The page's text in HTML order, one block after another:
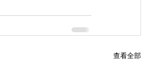
查看全部